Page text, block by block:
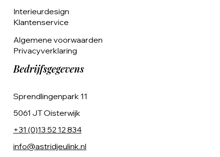
Interieurdesign
Klantenservice
Algemene voorwaarden
Privacyverklaring
Bedrijfsgegevens
Sprendlingenpark 11
5061 JT Oisterwijk
+31 (0)13 52 12 834
info@astridjeulink.nl